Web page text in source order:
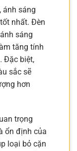
ánh sáng
nhất. Đèn
sáng
tăng tính
Đặc biệt,
sắc sẽ
hơn
trọng
ổn định của
loại bỏ cặn